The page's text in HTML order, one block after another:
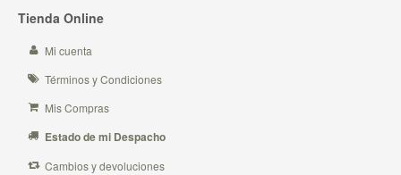
Tienda Online
Mi cuenta
Términos y Condiciones
Mis Compras
Estado de mi Despacho
Cambios y devoluciones